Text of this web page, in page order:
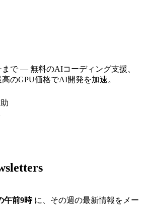
\right) },\text{ }
\left| x\right.
}}
で — 無料のAIコーディング支援、
のGPU価格でAI開発を加速。
午前9時 に、その週の最新情報をメー